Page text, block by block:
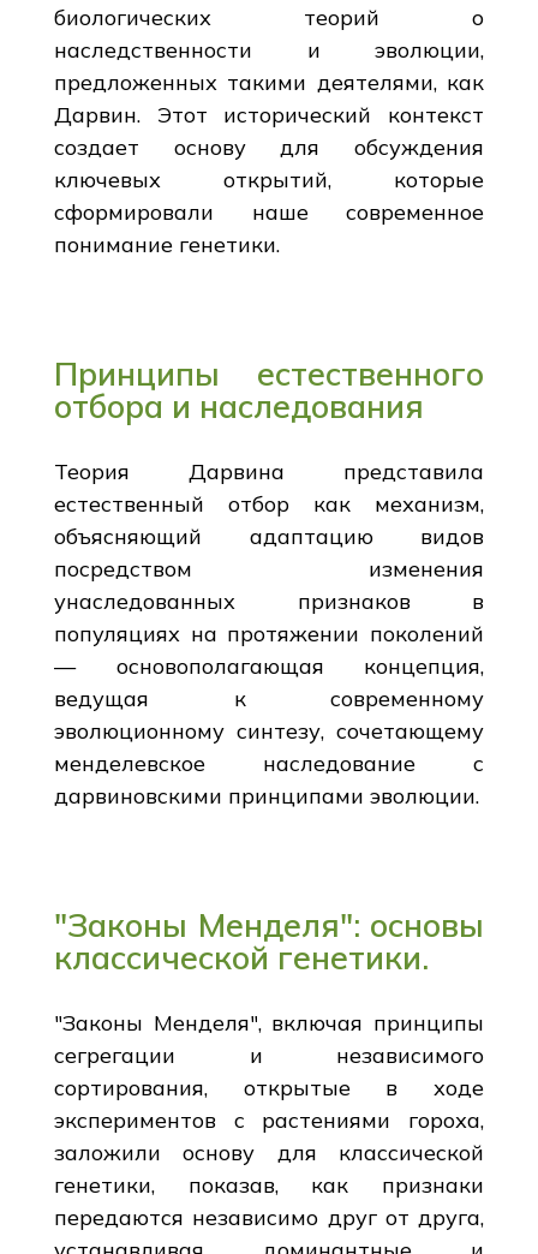
биологических теорий о
наследственности и эволюции,
предложенных такими деятелями, как
Дарвин. Этот исторический контекст
создает основу для обсуждения
ключевых открытий, которые
сформировали наше современное
понимание генетики.
Принципы естественного
отбора и наследования
Теория Дарвина представила
естественный отбор как механизм,
объясняющий адаптацию видов
посредством изменения
унаследованных признаков в
популяциях на протяжении поколений
— основополагающая концепция,
ведущая к современному
эволюционному синтезу, сочетающему
менделевское наследование с
дарвиновскими принципами эволюции.
"Законы Менделя": основы
классической генетики.
"Законы Менделя", включая принципы
сегрегации и независимого
сортирования, открытые в ходе
экспериментов с растениями гороха,
заложили основу для классической
генетики, показав, как признаки
передаются независимо друг от друга,